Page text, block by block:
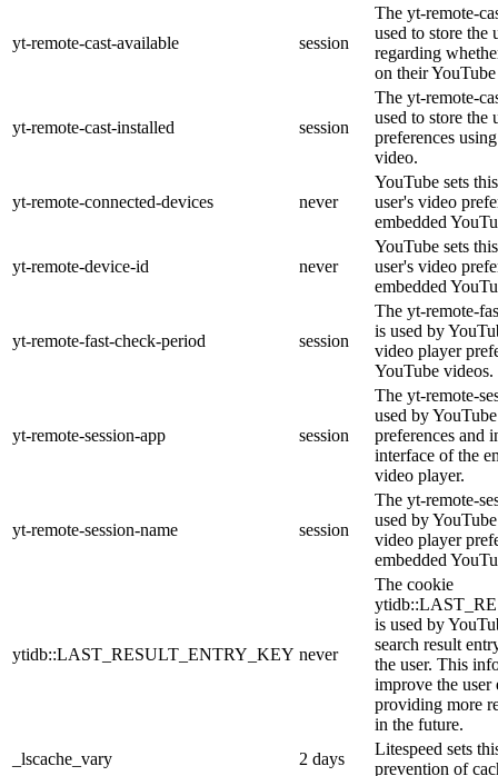
yt-remote-cast-available session
The yt-remote-
used to store the
regarding
on their
yt-remote-cast-installed session
The yt-remote-
used to store the
preferences
video.
yt-remote-connected-devices never
YouTube sets
user's video
embedded
yt-remote-device-id never
YouTube sets
user's video
embedded
yt-remote-fast-check-period session
The yt-remote-
is used by
video player
YouTube videos.
yt-remote-session-app session
The yt-remote-
used by
preferences and
interface of the
video player.
yt-remote-session-name session
The yt-remote-
used by
video player
embedded
ytidb::LAST_RESULT_ENTRY_KEY never
The cookie
is used by
search result
the user. This
improve the user
providing more
in the future.
_lscache_vary
2 days
Litespeed sets
prevention of